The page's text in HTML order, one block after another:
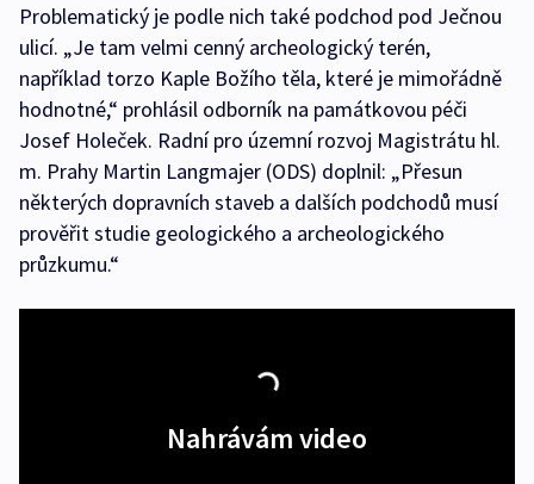
Problematický je podle nich také podchod pod Ječnou
ulicí. „Je tam velmi cenný archeologický terén,
například torzo Kaple Božího těla, které je mimořádně
hodnotné,“ prohlásil odborník na památkovou péči
Josef Holeček. Radní pro územní rozvoj Magistrátu hl.
m. Prahy Martin Langmajer (ODS) doplnil: „Přesun
některých dopravních staveb a dalších podchodů musí
prověřit studie geologického a archeologického
průzkumu.“
Nahrávám video